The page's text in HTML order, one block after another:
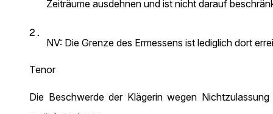
Zeiträume ausdehnen und ist nicht darauf
2.
NV: Die Grenze des Ermessens ist lediglich dort
Tenor
Die Beschwerde der Klägerin wegen